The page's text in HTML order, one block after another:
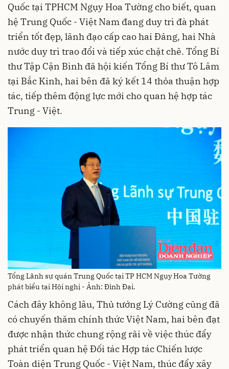
Quốc tại TPHCM Ngụy Hoa Tường cho biết, quan
hệ Trung Quốc - Việt Nam đang duy trì đà phát
triển tốt đẹp, lãnh đạo cấp cao hai Đảng, hai Nhà
nước duy trì trao đổi và tiếp xúc chặt chẽ. Tổng Bí
thư Tập Cận Bình đã hội kiến Tổng Bí thư Tô Lâm
tại Bắc Kinh, hai bên đã ký kết 14 thỏa thuận hợp
tác, tiếp thêm động lực mới cho quan hệ hợp tác
Trung - Việt.
Tổng Lãnh sự quán Trung Quốc tại TP HCM Ngụy Hoa Tường
phát biểu tại Hội nghị - Ảnh: Đình Đại.
Cách đây không lâu, Thủ tướng Lý Cường cũng đã
có chuyến thăm chính thức Việt Nam, hai bên đạt
được nhận thức chung rộng rãi về việc thúc đẩy
phát triển quan hệ Đối tác Hợp tác Chiến lược
Toàn diện Trung Quốc - Việt Nam, thúc đẩy xây